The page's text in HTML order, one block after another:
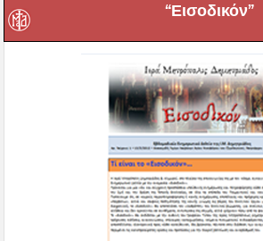
“Εισοδικόν”